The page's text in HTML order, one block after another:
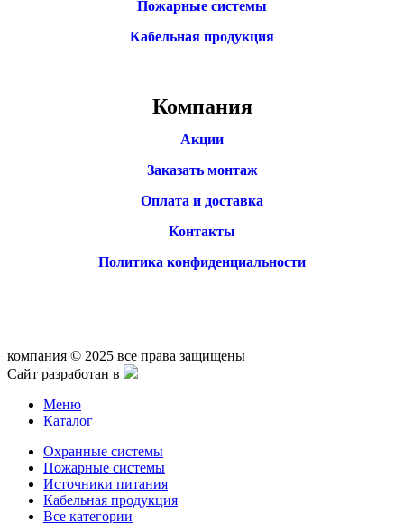
Пожарные системы
Кабельная продукция
Компания
Акции
Заказать монтаж
Оплата и доставка
Контакты
Политика конфиденциальности
компания © 2025 все права защищены
Сайт разработан в
Меню
Каталог
Охранные системы
Пожарные системы
Источники питания
Кабельная продукция
Все категории